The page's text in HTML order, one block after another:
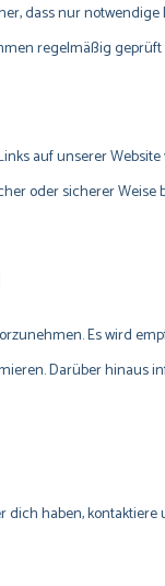
dass nur
regelmäßig geprüft
auf unserer
oder sicherer
Es wird
Darüber hinaus
haben,